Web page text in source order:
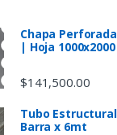
Chapa
| Hoja
$141,500.00
Tubo
Barra x 6mt